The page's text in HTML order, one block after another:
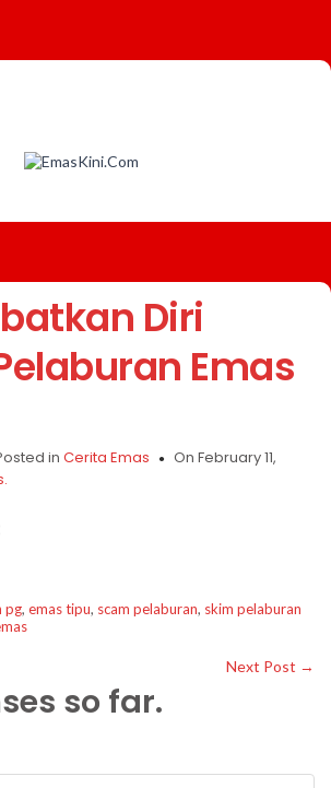
Diri
Emas
in Cerita Emas
On February 11,
pg, emas tipu, scam pelaburan, skim pelaburan
Next Post →
so far.